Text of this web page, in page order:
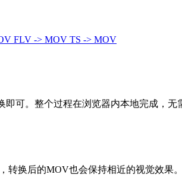
FLV -> MOV TS -> MOV
可。整个过程在浏览器内本地完成，无
转换后的MOV也会保持相近的视觉效果。